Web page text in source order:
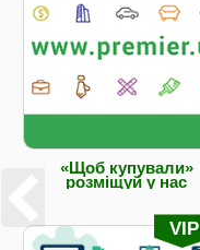
«Щоб купували»
розміщуй у нас
VIP